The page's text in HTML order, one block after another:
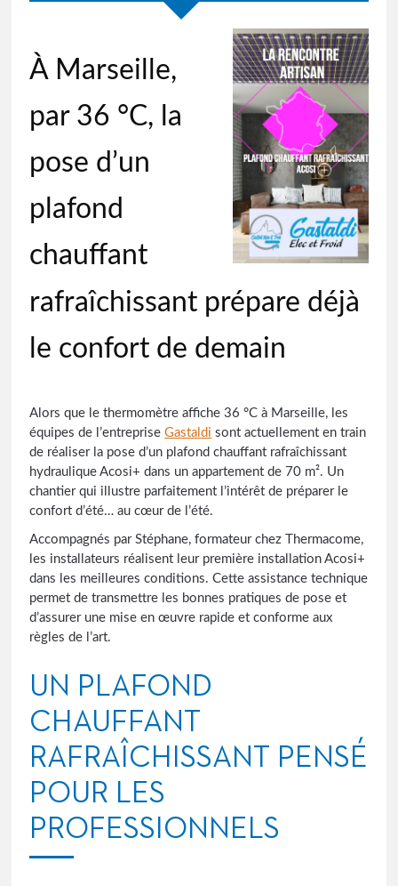
À Marseille,
par 36 °C, la
pose d’un
plafond
chauffant
rafraîchissant prépare déjà
le confort de demain
Alors que le thermomètre affiche 36 °C à Marseille, les
équipes de l’entrepriseGastaldi sont actuellement en train
de réaliser la pose d’un plafond chauffant rafraîchissant
hydraulique Acosi+ dans un appartement de 70 m². Un
chantier qui illustre parfaitement l’intérêt de préparer le
confort d’été… au cœur de l’été.
Accompagnés par Stéphane, formateur chez Thermacome,
les installateurs réalisent leur première installation Acosi+
dans les meilleures conditions. Cette assistance technique
permet de transmettre les bonnes pratiques de pose et
d’assurer une mise en œuvre rapide et conforme aux
règles de l’art.
UN PLAFOND
CHAUFFANT
RAFRAÎCHISSANT PENSÉ
POUR LES
PROFESSIONNELS